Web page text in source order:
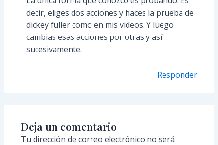
decir, eliges dos acciones y haces la prueba de
dickey fuller como en mis videos. Y luego
cambias esas acciones por otras y así
sucesivamente.
Responder
Deja un comentario
Tu dirección de correo electrónico no será